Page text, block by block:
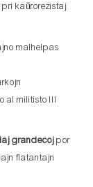
kaŭrorezistaj
malhelpas
al militisto III
grandecojpor
flatantajn